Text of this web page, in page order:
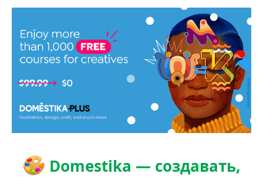
Domestika — создавать,